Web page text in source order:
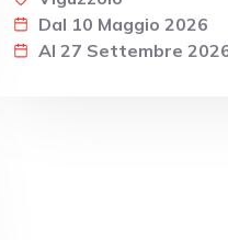
Dal 10 Maggio 2026
Al 27 Settembre